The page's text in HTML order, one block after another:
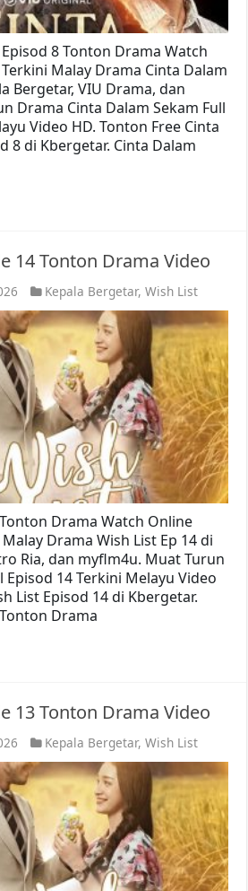
8 Tonton Drama Watch
Malay Drama Cinta Dalam
Bergetar, VIU Drama, dan
Drama Cinta Dalam Sekam Full
Video HD. Tonton Free Cinta
8 di Kbergetar. Cinta Dalam
14 Tonton Drama Video
Kepala Bergetar,Wish List
Drama Watch Online
Drama Wish List Ep 14 di
Ria, dan myflm4u. Muat Turun
Episod 14 Terkini Melayu Video
List Episod 14 di Kbergetar.
Drama
13 Tonton Drama Video
Kepala Bergetar,Wish List